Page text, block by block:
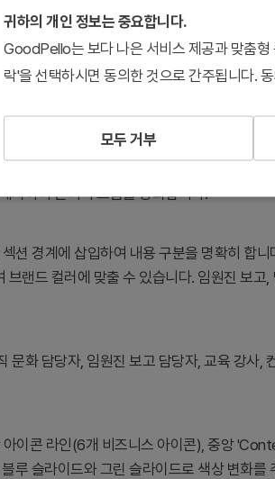
며 기존 프레젠테이션에 삽입하여 전문성을
으로 구분하고 청중의 주의를 환기시키는 간
치하여 논리적 흐름을 강화합니다.
션 경계에 삽입하여 내용 구분을 명확히 합
브랜드 컬러에 맞출 수 있습니다. 임원진 보고
문화 담당자, 임원진 보고 담당자, 교육 강사,
이콘 라인(6개 비즈니스 아이콘), 중앙
루 슬라이드와 그린 슬라이드로 색상 변화를
귀하의 개인 정보는 중요합니다.
GoodPello는 보다 나은 서비스 제공과 맞춤형
락'을 선택하시면 동의한 것으로 간주됩니다.
모두 거부